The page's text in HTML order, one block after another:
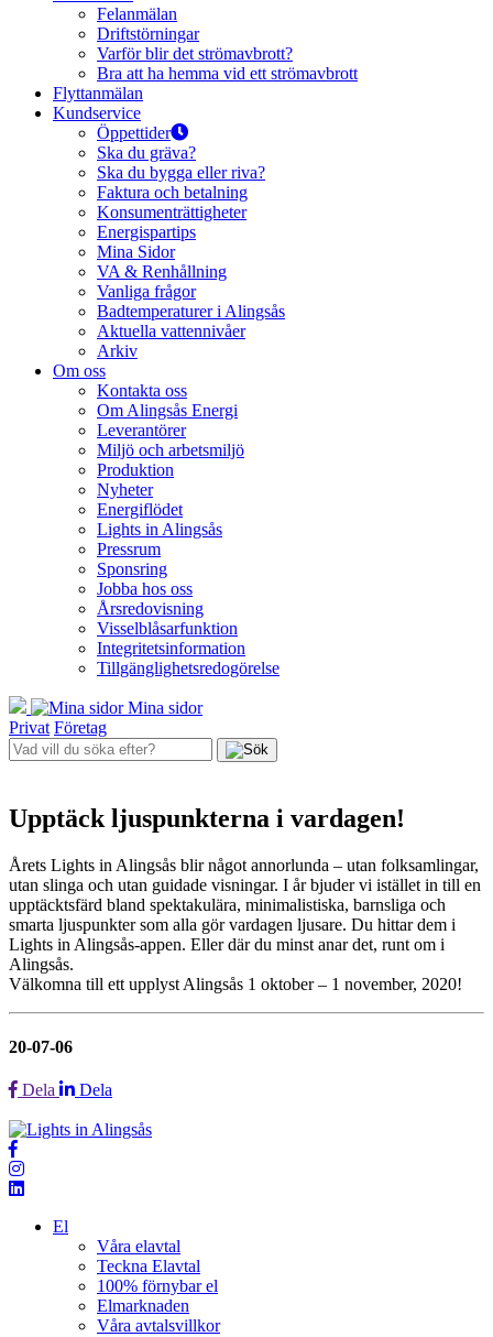
Felanmälan
Driftstörningar
Varför blir det strömavbrott?
Bra att ha hemma vid ett strömavbrott
Flyttanmälan
Kundservice
Öppettider
Ska du gräva?
Ska du bygga eller riva?
Faktura och betalning
Konsumenträttigheter
Energispartips
Mina Sidor
VA & Renhållning
Vanliga frågor
Badtemperaturer i Alingsås
Aktuella vattennivåer
Arkiv
Om oss
Kontakta oss
Om Alingsås Energi
Leverantörer
Miljö och arbetsmiljö
Produktion
Nyheter
Energiflödet
Lights in Alingsås
Pressrum
Sponsring
Jobba hos oss
Årsredovisning
Visselblåsarfunktion
Integritetsinformation
Tillgänglighetsredogörelse
Mina sidor
Privat Företag
Upptäck ljuspunkterna i vardagen!
Årets Lights in Alingsås blir något annorlunda – utan folksamlingar,
utan slinga och utan guidade visningar. I år bjuder vi istället in till en
upptäcktsfärd bland spektakulära, minimalistiska, barnsliga och
smarta ljuspunkter som alla gör vardagen ljusare. Du hittar dem i
Lights in Alingsås-appen. Eller där du minst anar det, runt om i
Alingsås.
Välkomna till ett upplyst Alingsås 1 oktober – 1 november, 2020!
20-07-06
Dela Dela
El
Våra elavtal
Teckna Elavtal
100% förnybar el
Elmarknaden
Våra avtalsvillkor